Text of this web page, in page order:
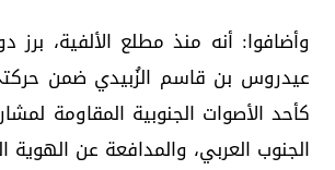
​وأضافوا: أنه منذ مطلع الألفية، برز
عيدروس بن قاسم الزُبيدي ضمن
كأحد الأصوات الجنوبية المقاومة
الجنوب العربي، والمدافعة عن الهوية